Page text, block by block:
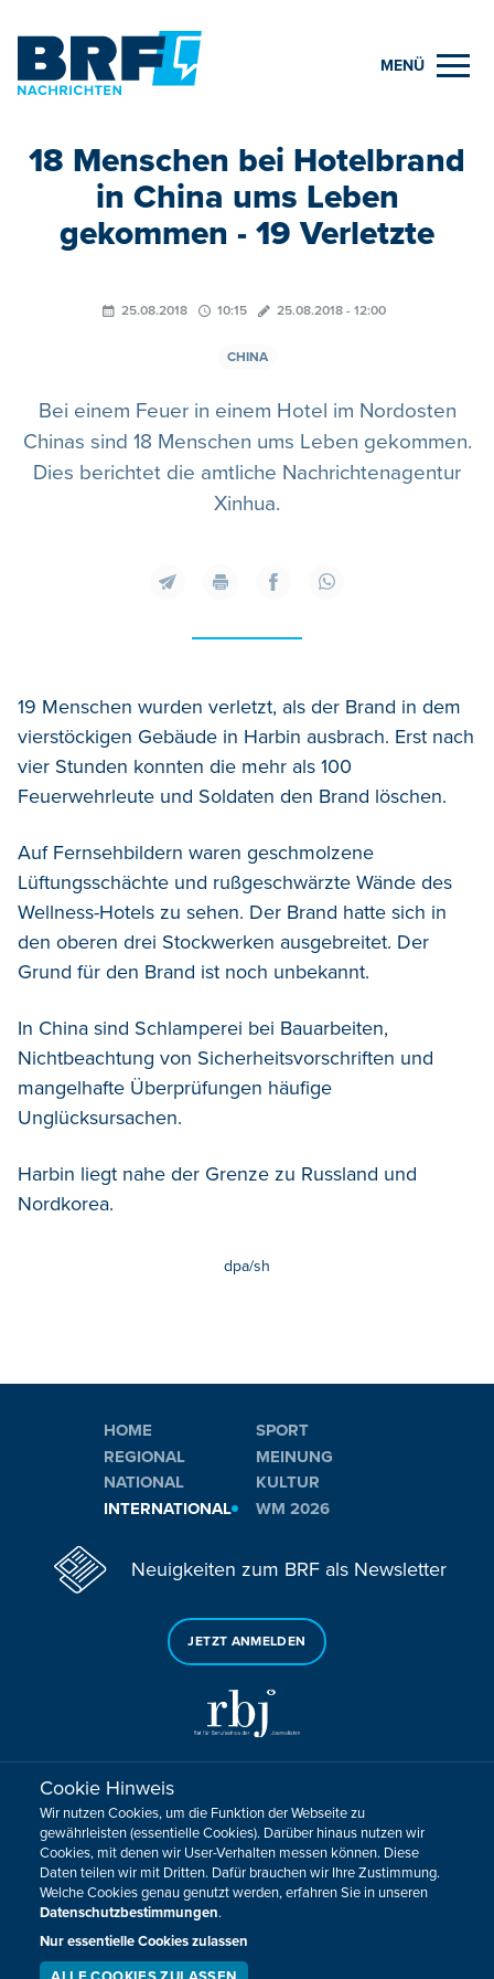
MENÜ
18 Menschen bei Hotelbrand
in China ums Leben
gekommen - 19 Verletzte
25.08.2018 10:15 25.08.2018 - 12:00
CHINA
Bei einem Feuer in einem Hotel im Nordosten
Chinas sind 18 Menschen ums Leben gekommen.
Dies berichtet die amtliche Nachrichtenagentur
Xinhua.
19 Menschen wurden verletzt, als der Brand in dem
vierstöckigen Gebäude in Harbin ausbrach. Erst nach
vier Stunden konnten die mehr als 100
Feuerwehrleute und Soldaten den Brand löschen.
Auf Fernsehbildern waren geschmolzene
Lüftungsschächte und rußgeschwärzte Wände des
Wellness-Hotels zu sehen. Der Brand hatte sich in
den oberen drei Stockwerken ausgebreitet. Der
Grund für den Brand ist noch unbekannt.
In China sind Schlamperei bei Bauarbeiten,
Nichtbeachtung von Sicherheitsvorschriften und
mangelhafte Überprüfungen häufige
Unglücksursachen.
Harbin liegt nahe der Grenze zu Russland und
Nordkorea.
dpa/sh
HOME
REGIONAL
NATIONAL
INTERNATIONAL
SPORT
MEINUNG
KULTUR
WM 2026
Neuigkeiten zum BRF als Newsletter
JETZT ANMELDEN
Sie haben noch Fragen oder Anmerkungen?
KONTAKTIEREN SIE UNS!
Impressum Datenschutz Kontakt
Barrierefreiheit
Cookie-Zustimmung anpassen
Design, Konzept & Programmierung:
Cookie Hinweis
Wir nutzen Cookies, um die Funktion der Webseite zu
gewährleisten (essentielle Cookies). Darüber hinaus nutzen wir
Cookies, mit denen wir User-Verhalten messen können. Diese
Daten teilen wir mit Dritten. Dafür brauchen wir Ihre Zustimmung.
Welche Cookies genau genutzt werden, erfahren Sie in unseren
Datenschutzbestimmungen.
Nur essentielle Cookies zulassen